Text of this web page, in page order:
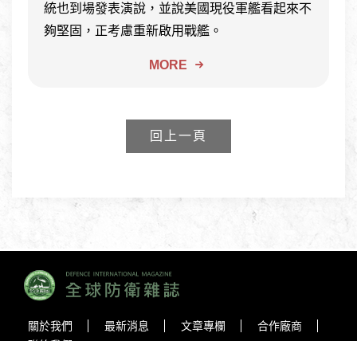
統也到場發表演說，並說美國現役軍艦看起來不
夠堅固，正考慮重新啟用戰艦。
MORE
回上一頁
關於我們 最新消息 文章專欄
合作廠商